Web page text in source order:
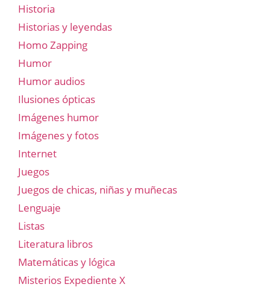
Historia
Historias y leyendas
Homo Zapping
Humor
Humor audios
Ilusiones ópticas
Imágenes humor
Imágenes y fotos
Internet
Juegos
Juegos de chicas, niñas y muñecas
Lenguaje
Listas
Literatura libros
Matemáticas y lógica
Misterios Expediente X